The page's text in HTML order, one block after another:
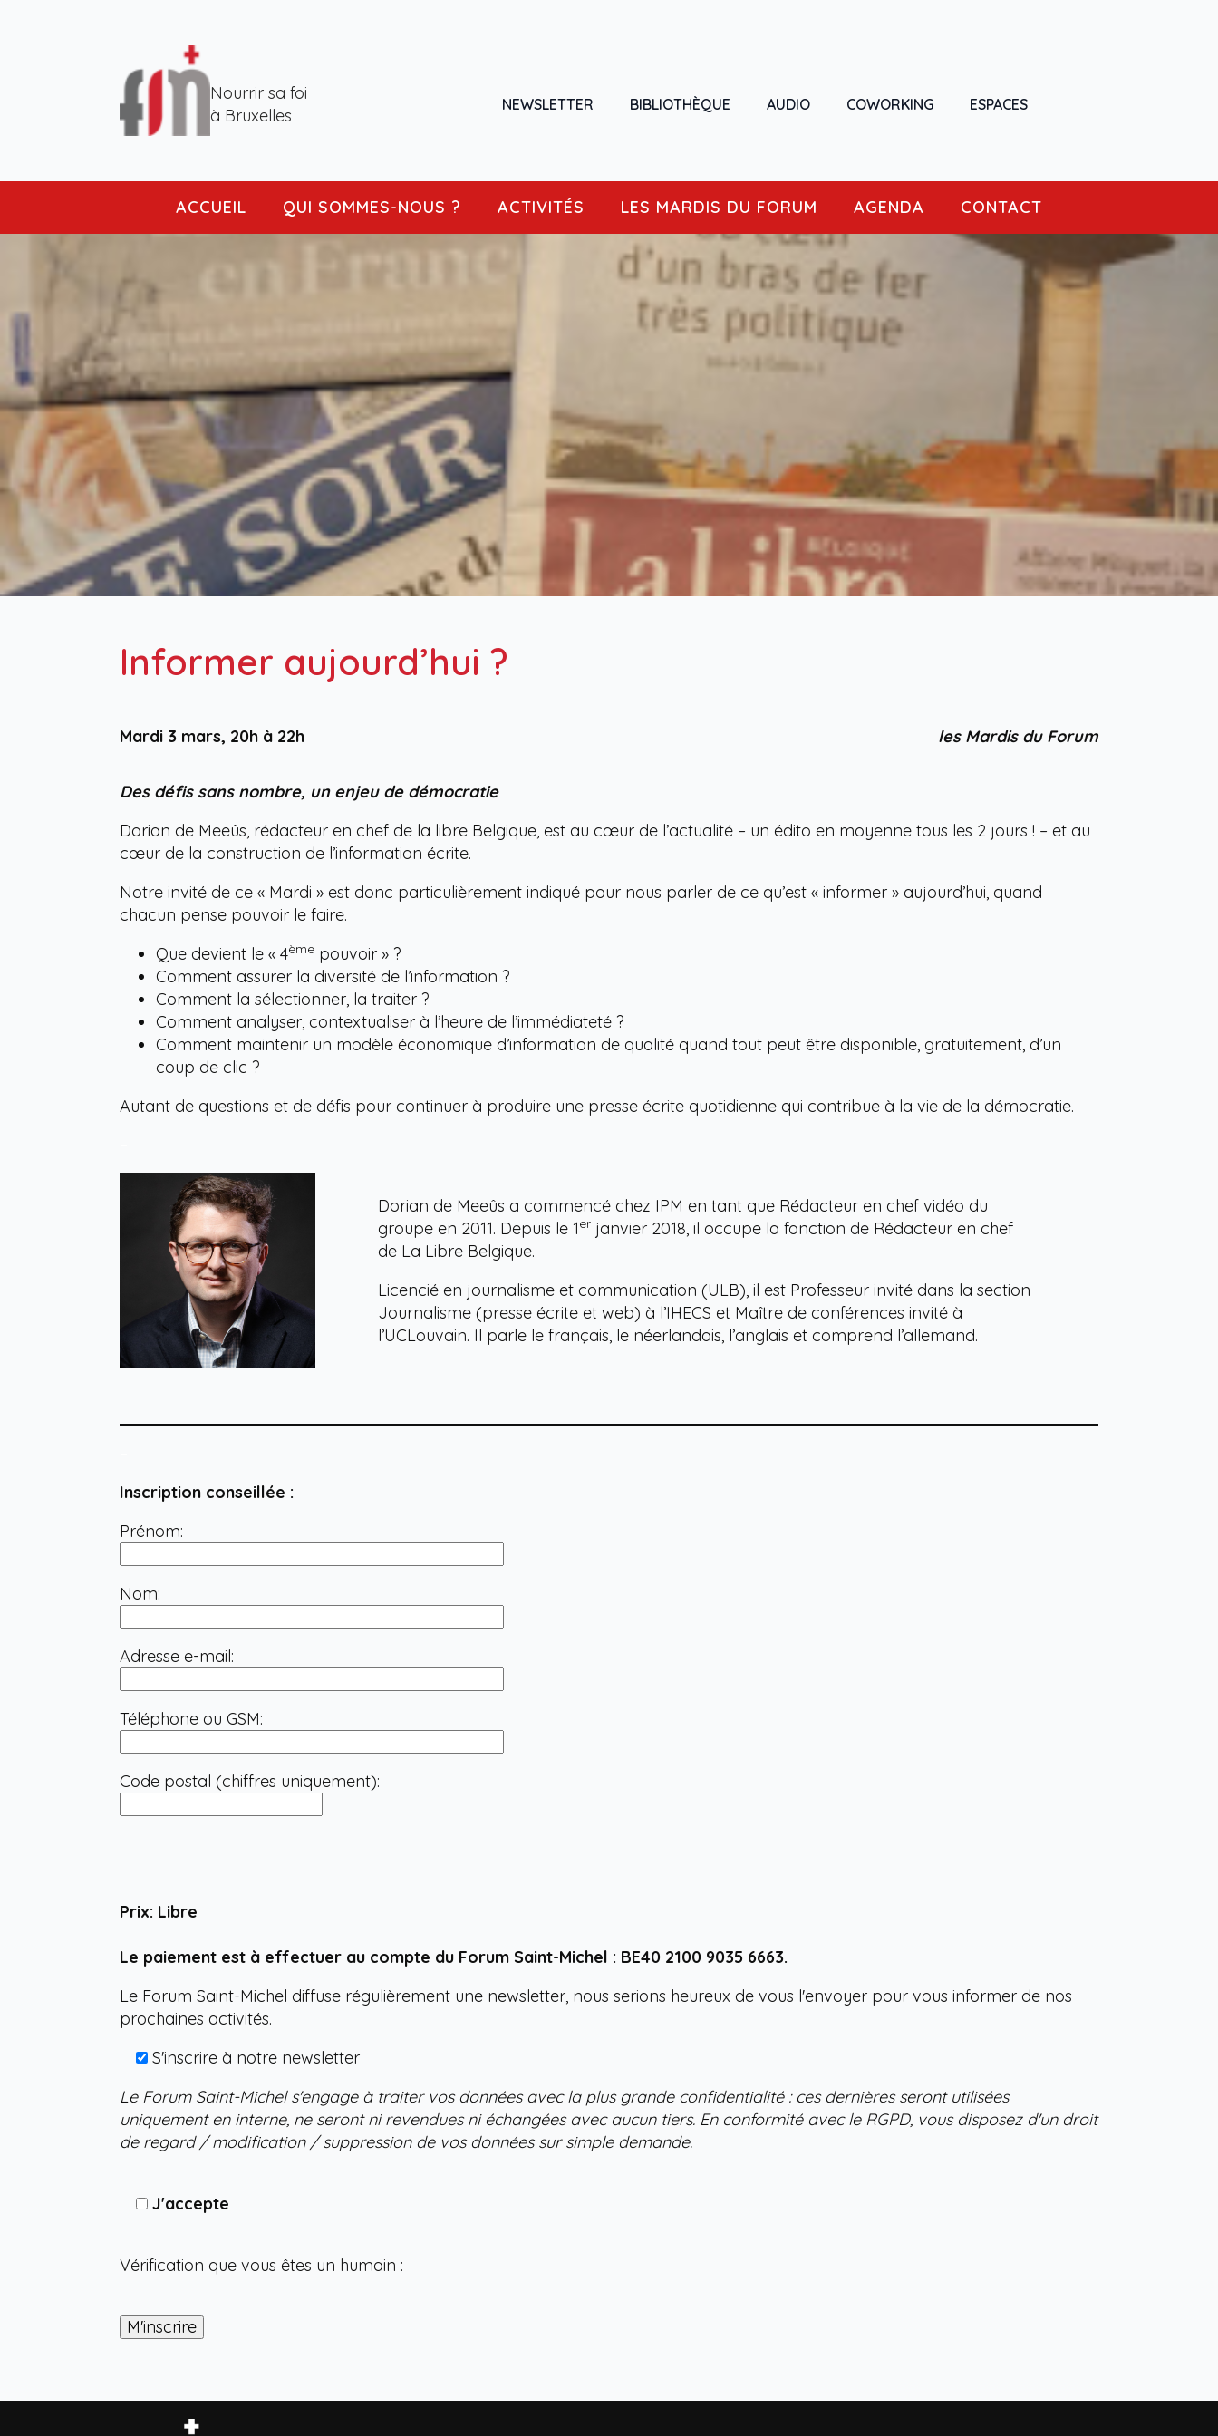
Nourrir sa foi
à Bruxelles
NEWSLETTER BIBLIOTHÈQUE AUDIO COWORKING ESPACES
ACCUEIL QUI SOMMES-NOUS ? ACTIVITÉS LES MARDIS DU FORUM AGENDA CONTACT
Informer aujourd’hui ?
Mardi 3 mars, 20h à 22h les Mardis du Forum
Des défis sans nombre, un enjeu de démocratie
Dorian de Meeûs, rédacteur en chef de la libre Belgique, est au cœur de l’actualité – un édito en moyenne tous les 2 jours ! – et au
cœur de la construction de l’information écrite.
Notre invité de ce « Mardi » est donc particulièrement indiqué pour nous parler de ce qu’est « informer » aujourd’hui, quand
chacun pense pouvoir le faire.
Que devient le « 4ème pouvoir » ?
Comment assurer la diversité de l’information ?
Comment la sélectionner, la traiter ?
Comment analyser, contextualiser à l’heure de l’immédiateté ?
Comment maintenir un modèle économique d’information de qualité quand tout peut être disponible, gratuitement, d’un
coup de clic ?
Autant de questions et de défis pour continuer à produire une presse écrite quotidienne qui contribue à la vie de la démocratie.
Dorian de Meeûs a commencé chez IPM en tant que Rédacteur en chef vidéo du
groupe en 2011. Depuis le 1er janvier 2018, il occupe la fonction de Rédacteur en chef
de La Libre Belgique.
Licencié en journalisme et communication (ULB), il est Professeur invité dans la section
Journalisme (presse écrite et web) à l’IHECS et Maître de conférences invité à
l’UCLouvain. Il parle le français, le néerlandais, l’anglais et comprend l’allemand.
Inscription conseillée :
Prénom:
Nom:
Adresse e-mail:
Téléphone ou GSM:
Code postal (chiffres uniquement):
Prix: Libre
Le paiement est à effectuer au compte du Forum Saint-Michel : BE40 2100 9035 6663.
Le Forum Saint-Michel diffuse régulièrement une newsletter, nous serions heureux de vous l'envoyer pour vous informer de nos
prochaines activités.
S'inscrire à notre newsletter
Le Forum Saint-Michel s'engage à traiter vos données avec la plus grande confidentialité : ces dernières seront utilisées
uniquement en interne, ne seront ni revendues ni échangées avec aucun tiers. En conformité avec le RGPD, vous disposez d'un droit
de regard / modification / suppression de vos données sur simple demande.
J'accepte
Vérification que vous êtes un humain :